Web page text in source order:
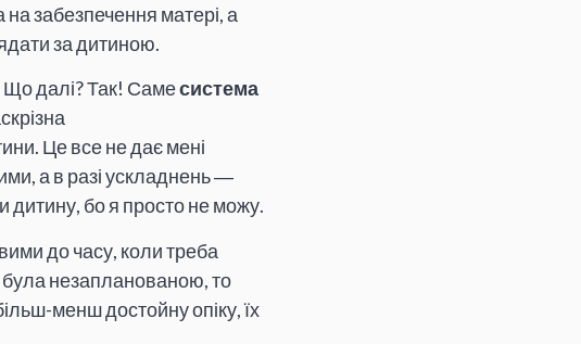
забезпечення матері, а
за дитиною.
Що далі? Так! Самесистема
Це все не дає мені
а в разі ускладнень ―
бо я просто не можу.
до часу, коли треба
була незапланованою, то
менш достойну опіку, їх